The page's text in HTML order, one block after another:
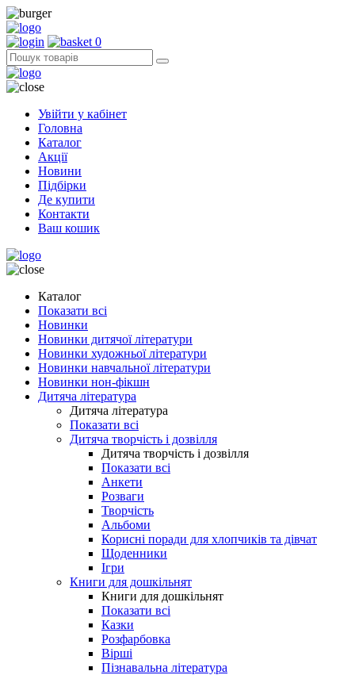
0
Увійти у кабінет
Головна
Каталог
Акції
Новини
Підбірки
Де купити
Контакти
Ваш кошик
Каталог
Показати всі
Новинки
Новинки дитячої літератури
Новинки художньої літератури
Новинки навчальної літератури
Новинки нон-фікшн
Дитяча література
Дитяча література
Показати всі
Дитяча творчість і дозвілля
Дитяча творчість і дозвілля
Показати всі
Анкети
Розваги
Творчість
Альбоми
Корисні поради для хлопчиків та дівчат
Щоденники
Ігри
Книги для дошкільнят
Книги для дошкільнят
Показати всі
Казки
Розфарбовка
Вірші
Пізнавальна література